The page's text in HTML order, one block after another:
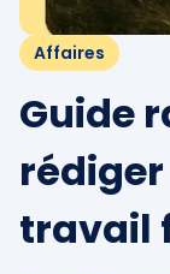
Affaires
Guide
travail